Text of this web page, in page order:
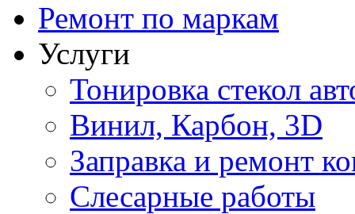
Ремонт по маркам
Услуги
Тонировка стекол
Винил, Карбон, 3D
Заправка и ремонт
Слесарные работы